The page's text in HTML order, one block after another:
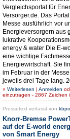
Vergleichsportal für
Versorger.de. Das
Messe ausführlich vor
Energieversorgern aus
lukrative
energy & water Die E-
eine wichtige
Energiewirtschaft. Sie
im Februar in der
jeweils drei Tage lang.
» Weiterlesen | Anmelden
einzutragen - 2867 Zeichen
Pressetext verfasst von
Knorr-Bremse
auf der E-world
von Smart Energy